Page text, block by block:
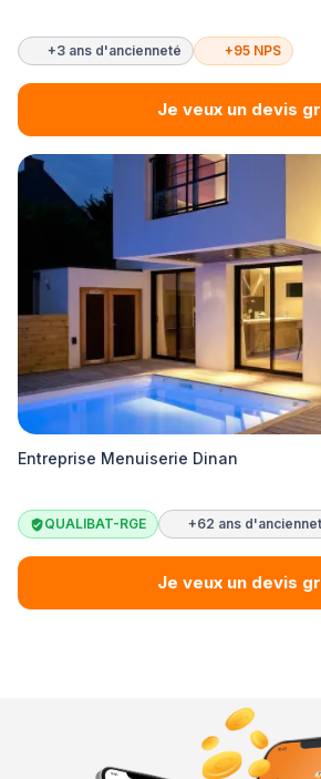
+3 ans d'ancienneté +95 NPS
Je veux un devis
Entreprise Menuiserie Dinan
QUALIBAT-RGE +62 ans
Je veux un devis